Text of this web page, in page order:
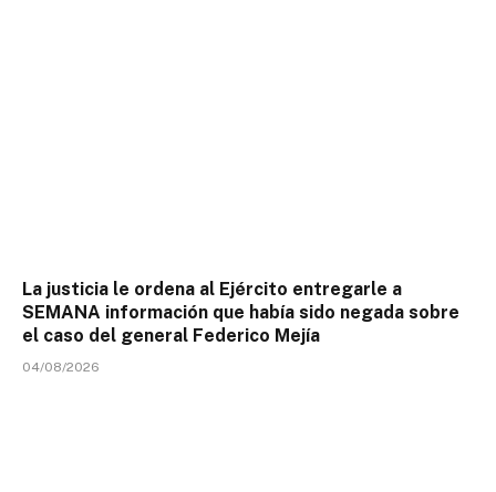
La justicia le ordena al Ejército entregarle a
SEMANA información que había sido negada sobre
el caso del general Federico Mejía
04/08/2026